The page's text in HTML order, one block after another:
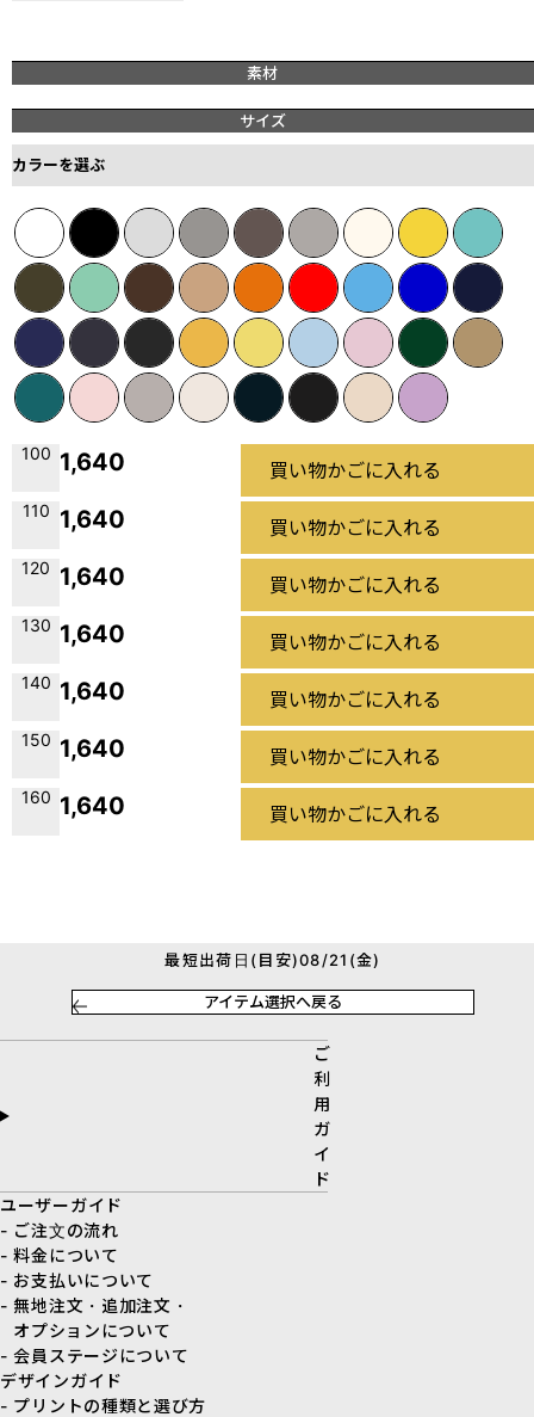
素材
サイズ
カラーを選ぶ
100 1,640 買い物かごに入れる
110 1,640 買い物かごに入れる
120 1,640 買い物かごに入れる
130 1,640 買い物かごに入れる
140 1,640 買い物かごに入れる
150 1,640 買い物かごに入れる
160 1,640 買い物かごに入れる
最短出荷日(目安)08/21(金)
アイテム選択へ戻る
ご
利
用
ガ
イ
ド
ユーザーガイド
- ご注文の流れ
- 料金について
- お支払いについて
- 無地注文・追加注文・
オプションについて
- 会員ステージについて
デザインガイド
- プリントの種類と選び方